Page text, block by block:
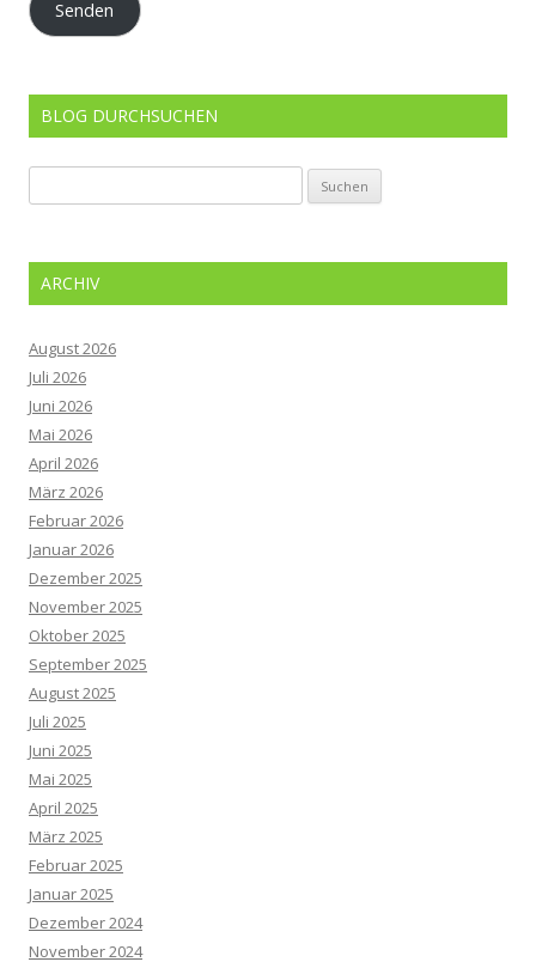
Senden
BLOG DURCHSUCHEN
nach:
ARCHIV
August 2026
Juli 2026
Juni 2026
Mai 2026
April 2026
März 2026
Februar 2026
Januar 2026
Dezember 2025
November 2025
Oktober 2025
September 2025
August 2025
Juli 2025
Juni 2025
Mai 2025
April 2025
März 2025
Februar 2025
Januar 2025
Dezember 2024
November 2024